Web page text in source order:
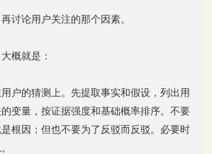
讨论用户关注的那个因素。
概就是：
户的猜测上。先提取事实和假设，列出用
变量，按证据强度和基础概率排序。不要
根因；但也不要为了反驳而反驳。必要时